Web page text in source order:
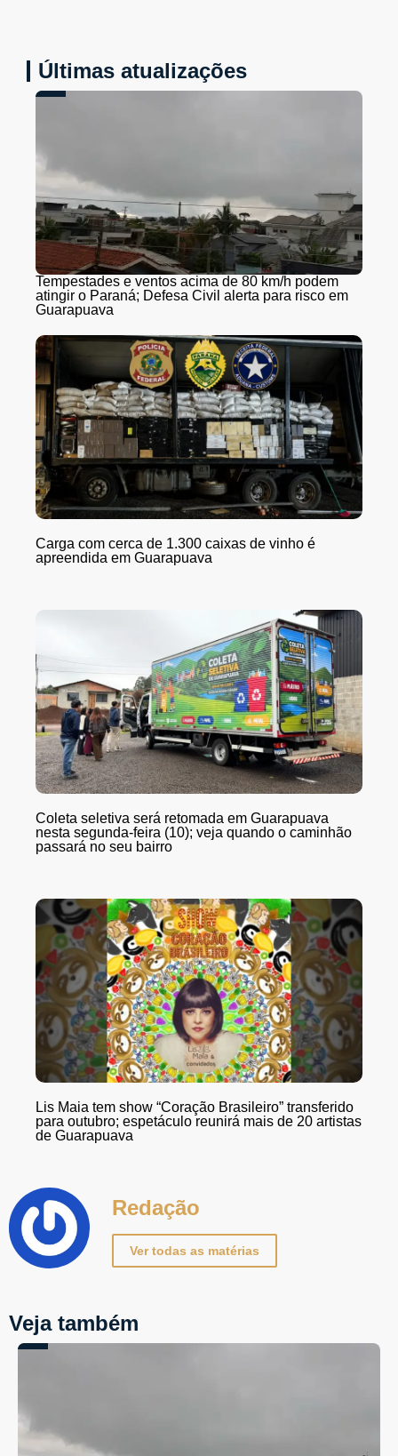
Últimas atualizações
Tempestades e ventos acima de 80 km/h podem
atingir o Paraná; Defesa Civil alerta para risco em
Guarapuava
Carga com cerca de 1.300 caixas de vinho é
apreendida em Guarapuava
Coleta seletiva será retomada em Guarapuava
nesta segunda-feira (10); veja quando o caminhão
passará no seu bairro
Lis Maia tem show “Coração Brasileiro” transferido
para outubro; espetáculo reunirá mais de 20 artistas
de Guarapuava
Redação
Ver todas as matérias
Veja também